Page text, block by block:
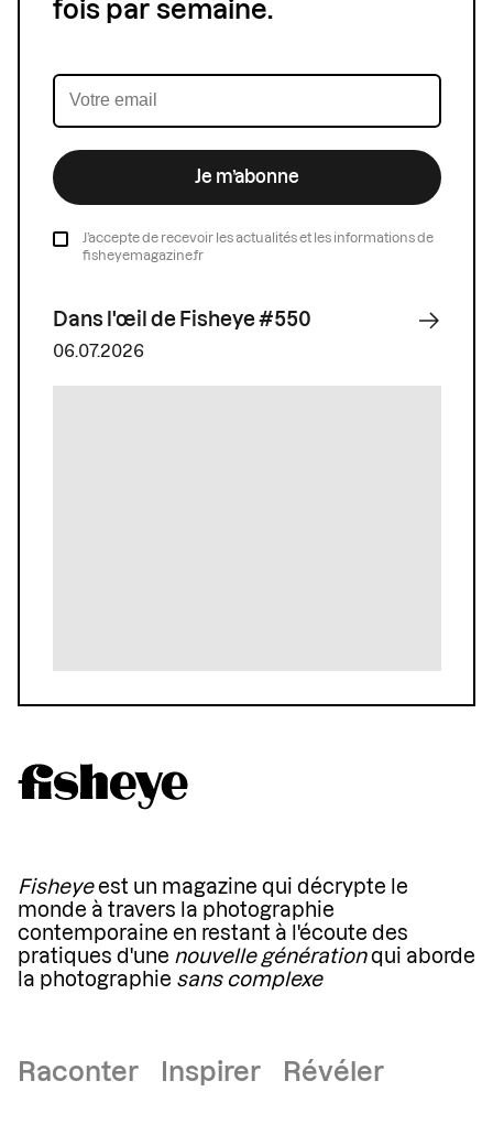
fois par semaine.
Je m’abonne
J’accepte de recevoir les actualités et les informations de
fisheyemagazine.fr
Dans l'œil de Fisheye #550
06.07.2026
Fisheyeest un magazine qui décrypte le
monde à travers la photographie
contemporaine en restant à l'écoute des
pratiques d'une nouvelle générationqui aborde
la photographie sans complexe
Raconter Inspirer Révéler